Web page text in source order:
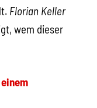
Florian Keller
wem dieser